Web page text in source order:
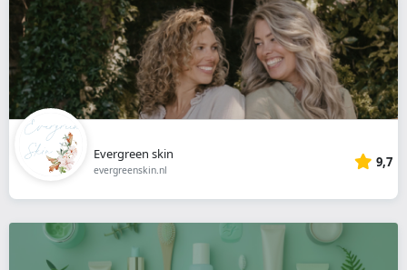
Evergreen skin
evergreenskin.nl 9,7